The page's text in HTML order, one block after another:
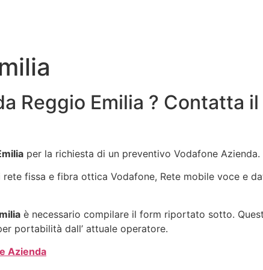
Reggio Emilia ? Contatta
per la richiesta di un preventivo Vodafone Azienda.
fissa e fibra ottica Vodafone, Rete mobile voce e
è necessario compilare il form riportato sotto.
portabilità dall’ attuale operatore.
Azienda